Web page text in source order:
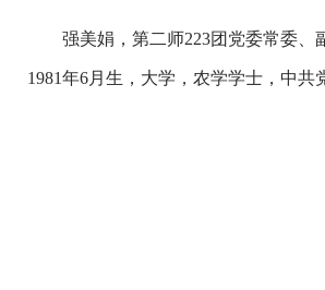
强美娟， 第二师223团党委常委、
1981年6月生，大学，农学学士，中共